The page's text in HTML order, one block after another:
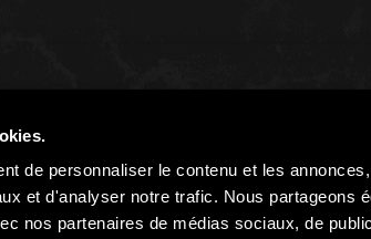
de personnaliser le contenu et les
et d'analyser notre trafic. Nous partageons
nos partenaires de médias sociaux, de